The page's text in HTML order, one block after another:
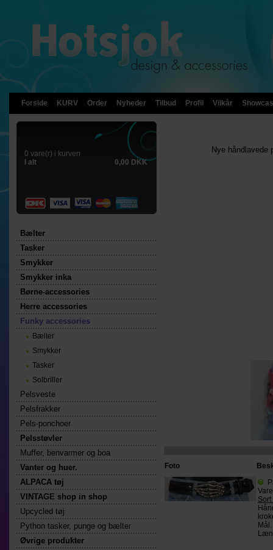
Forside KURV Order Nyheder Tilbud Profil Vilkår
0 vare(r) i kurven
I alt
0,00 DKK
Bælter
Tasker
Smykker
Smykker inka
Børne-accessories
Herre accessories
Funky accessories
Bælter
Smykker
Tasker
Solbriller
Pelsveste
Pelsfrakker
Pels-ponchoer
Pelsstøvler
Muffer, benvarmer og boa
Vanter og huer.
ALPACA tøj
VINTAGE shop in shop
Upcycled tøj
Python tasker, punge og bælter
Øvrige produkter
Nye
Foto